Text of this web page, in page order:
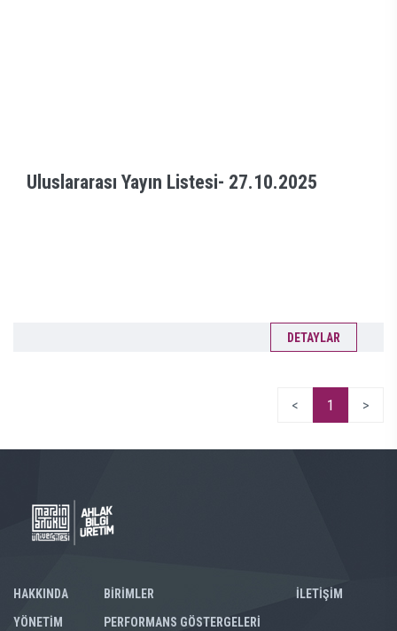
Uluslararası Yayın Listesi- 27.10.2025
DETAYLAR
< 1 >
HAKKINDA
YÖNETİM
BİRİMLER
PERFORMANS GÖSTERGELERİ
İLETİŞİM